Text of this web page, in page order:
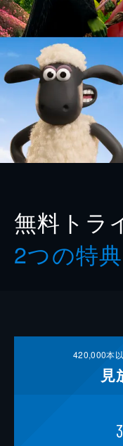
無料トラ
2つの特典
420,000本
見